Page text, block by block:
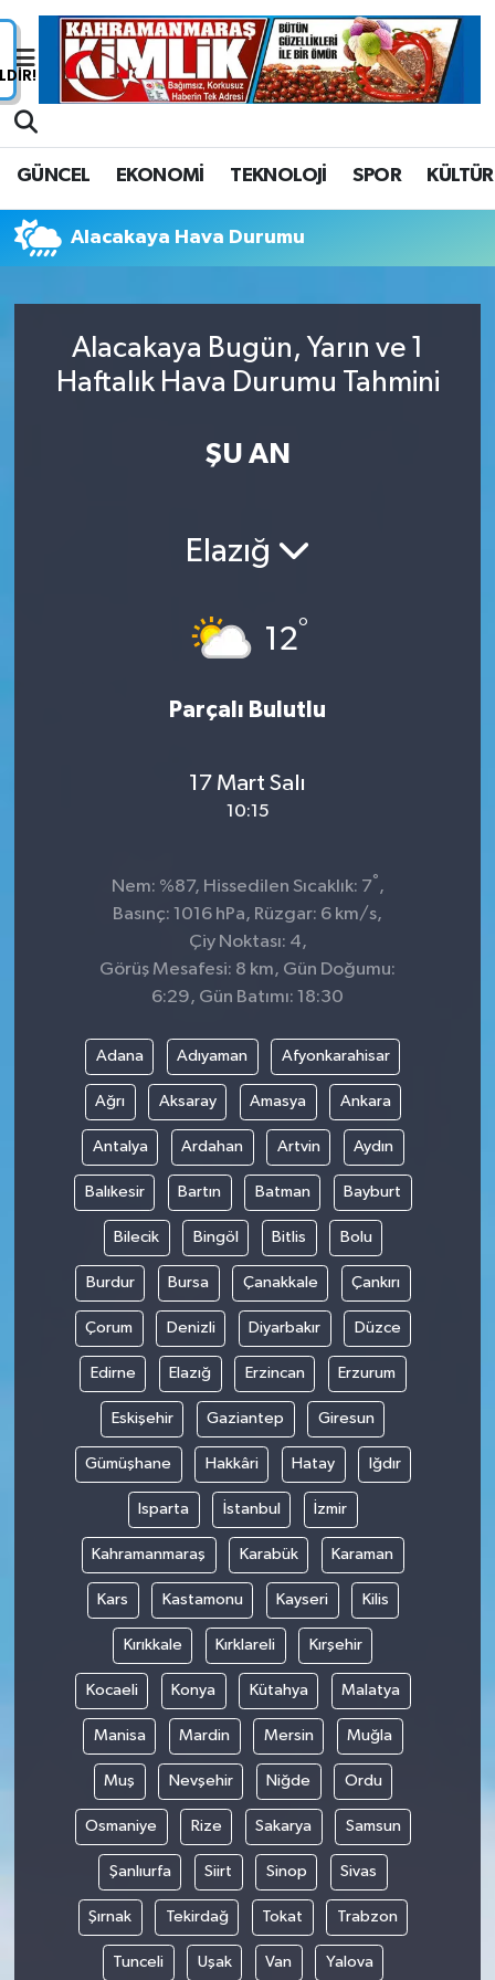
GÜNCEL EKONOMİ TEKNOLOJİ SPOR KÜLTÜR
Alacakaya Hava Durumu
Alacakaya Bugün, Yarın ve 1
Haftalık Hava Durumu Tahmini
ŞU AN
Elazığ
12°
Parçalı Bulutlu
17 Mart Salı
10:15
Nem: %87, Hissedilen Sıcaklık: 7° ,
Basınç: 1016 hPa, Rüzgar: 6 km/s,
Çiy Noktası: 4,
Görüş Mesafesi: 8 km, Gün Doğumu:
6:29, Gün Batımı: 18:30
Adana Adıyaman Afyonkarahisar
Ağrı Aksaray Amasya Ankara
Antalya Ardahan Artvin Aydın
Balıkesir Bartın Batman Bayburt
Bilecik Bingöl Bitlis Bolu
Burdur Bursa Çanakkale Çankırı
Çorum Denizli Diyarbakır Düzce
Edirne Elazığ Erzincan Erzurum
Eskişehir Gaziantep Giresun
Gümüşhane Hakkâri Hatay Iğdır
Isparta İstanbul İzmir
Kahramanmaraş Karabük Karaman
Kars Kastamonu Kayseri Kilis
Kırıkkale Kırklareli Kırşehir
Kocaeli Konya Kütahya Malatya
Manisa Mardin Mersin Muğla
Muş Nevşehir Niğde Ordu
Osmaniye Rize Sakarya Samsun
Şanlıurfa Siirt Sinop Sivas
Şırnak Tekirdağ Tokat Trabzon
Tunceli Uşak Van Yalova
Nöbetçi Eczaneler
Trafik Durumu
Süper Lig Puan Durumu ve Fikstür
Tüm Manşetler